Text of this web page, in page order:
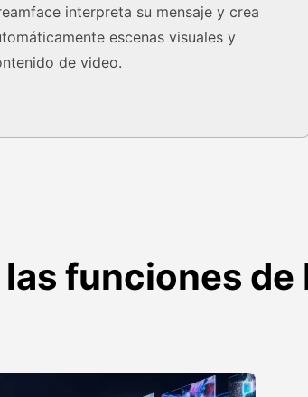
interpreta su mensaje y crea
escenas visuales y
de video.
funciones de